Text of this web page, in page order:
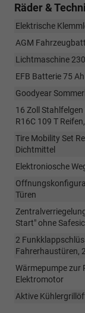
Räder &
Elektrische
AGM
Lichtmaschine
EFB Batterie 75
Goodyear
16 Zoll
R16C 109 T
Tire Mobility Set
Dichtmittel
Elektroniosche
Türen
Start" ohne
2
Fahrerhaustüren,
Wärmepumpe zur
Elektromotor
Aktive